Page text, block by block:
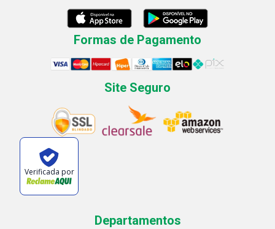
Formas de Pagamento
Site Seguro
Verificada por
Departamentos